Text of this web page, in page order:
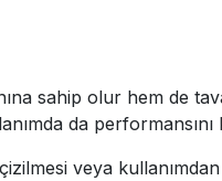
sahip olur hem de
da performansını
veya